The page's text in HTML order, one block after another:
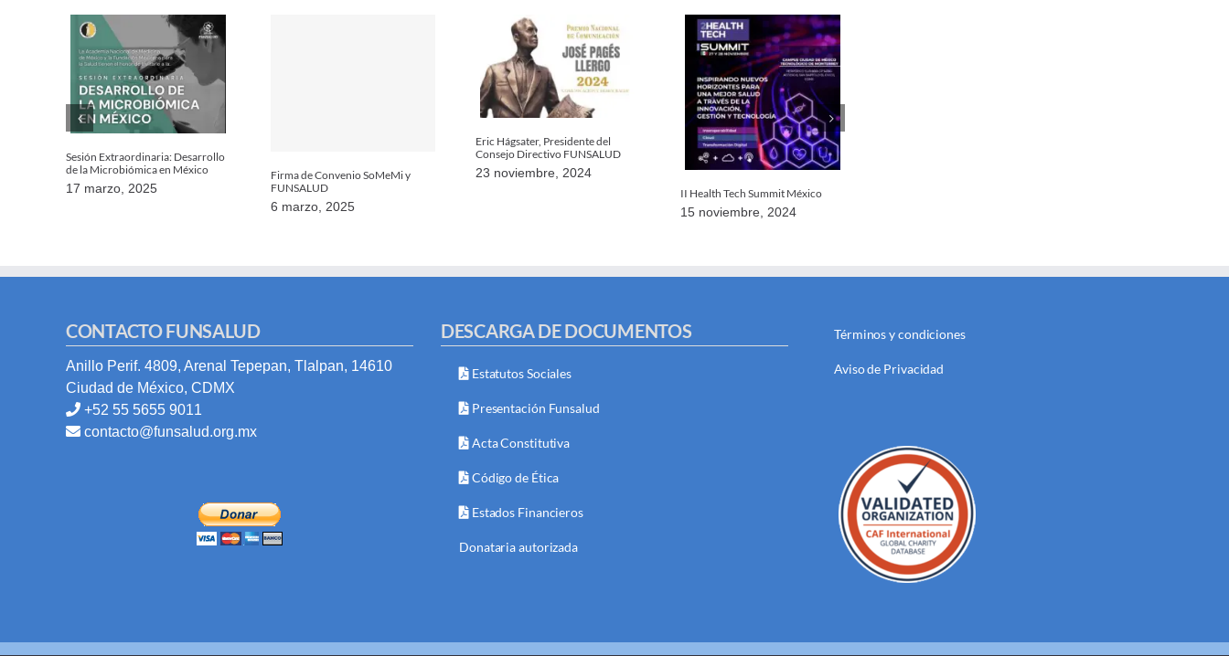
Sesión Extraordinaria: Desarrollo
de la Microbiómica en México
17 marzo, 2025
Firma de Convenio SoMeMi y
FUNSALUD
6 marzo, 2025
Eric Hágsater, Presidente del
Consejo Directivo FUNSALUD
23 noviembre, 2024
II Health Tech Summit México
15 noviembre, 2024
CONTACTO FUNSALUD
Anillo Perif. 4809, Arenal Tepepan, Tlalpan, 14610
Ciudad de México, CDMX
+52 55 5655 9011
contacto@funsalud.org.mx
DESCARGA DE DOCUMENTOS
Estatutos Sociales
Presentación Funsalud
Acta Constitutiva
Código de Ética
Estados Financieros
Donataria autorizada
Términos y condiciones
Aviso de Privacidad